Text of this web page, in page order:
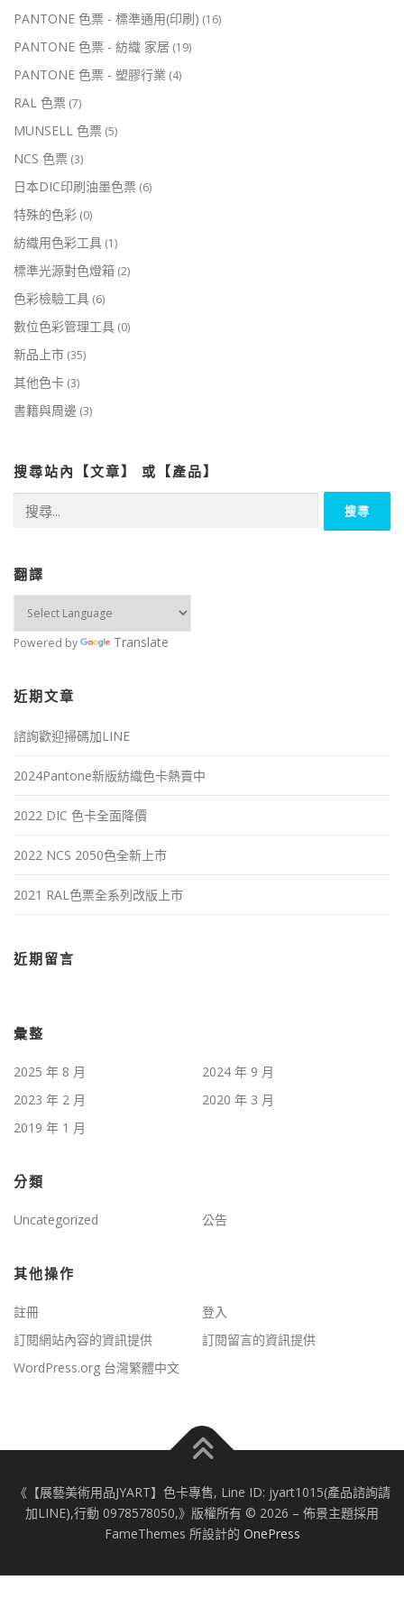
PANTONE 色票 - 標準通用(印刷) (16)
PANTONE 色票 - 紡織 家居 (19)
PANTONE 色票 - 塑膠行業 (4)
RAL 色票 (7)
MUNSELL 色票 (5)
NCS 色票 (3)
日本DIC印刷油墨色票 (6)
特殊的色彩 (0)
紡織用色彩工具 (1)
標準光源對色燈箱 (2)
色彩檢驗工具 (6)
數位色彩管理工具 (0)
新品上市 (35)
其他色卡 (3)
書籍與周邊 (3)
搜尋站內【文章】 或【產品】
字:
翻譯
Powered by Translate
近期文章
諮詢歡迎掃碼加LINE
2024Pantone新版紡織色卡熱賣中
2022 DIC 色卡全面降價
2022 NCS 2050色全新上市
2021 RAL色票全系列改版上市
近期留言
彙整
2025 年 8 月
2024 年 9 月
2023 年 2 月
2020 年 3 月
2019 年 1 月
分類
Uncategorized 公告
其他操作
註冊
登入
訂閱網站內容的資訊提供
訂閱留言的資訊提供
WordPress.org 台灣繁體中文
《【展藝美術用品JYART】色卡專售, Line ID: jyart1015(產品諮詢請
加LINE),行動 0978578050,》版權所有 © 2026 – 佈景主題採用
FameThemes 所設計的 OnePress